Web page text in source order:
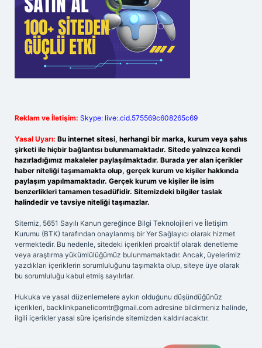
Reklam ve İletişim: Skype: live:.cid.575569c608265c69
Yasal Uyarı: Bu internet sitesi, herhangi bir marka, kurum veya şahıs
şirketi ile hiçbir bağlantısı bulunmamaktadır. Sitede yalnızca kendi
hazırladığımız makaleler paylaşılmaktadır. Burada yer alan içerikler
haber niteliği taşımamakta olup, gerçek kurum ve kişiler hakkında
paylaşım yapılmamaktadır. Gerçek kurum ve kişiler ile isim
benzerlikleri tamamen tesadüfidir. Sitemizdeki bilgiler taslak
halindedir ve tavsiye niteliği taşımazlar.
Sitemiz, 5651 Sayılı Kanun gereğince Bilgi Teknolojileri ve İletişim
Kurumu (BTK) tarafından onaylanmış bir Yer Sağlayıcı olarak hizmet
vermektedir. Bu nedenle, sitedeki içerikleri proaktif olarak denetleme
veya araştırma yükümlülüğümüz bulunmamaktadır. Ancak, üyelerimiz
yazdıkları içeriklerin sorumluluğunu taşımakta olup, siteye üye olarak
bu sorumluluğu kabul etmiş sayılırlar.
Hukuka ve yasal düzenlemelere aykırı olduğunu düşündüğünüz
içerikleri, backlinkpanelicomtr@gmail.com adresine bildirmeniz halinde,
ilgili içerikler yasal süre içerisinde sitemizden kaldırılacaktır.